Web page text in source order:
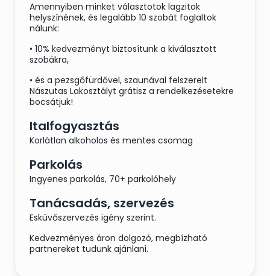
Amennyiben minket választotok lagzitok
helyszínének, és legalább 10 szobát foglaltok
nálunk:
• 10% kedvezményt biztosítunk a kiválasztott
szobákra,
• és a pezsgőfürdővel, szaunával felszerelt
Nászutas Lakosztályt grátisz a rendelkezésetekre
bocsátjuk!
Italfogyasztás
Korlátlan alkoholos és mentes csomag
Parkolás
Ingyenes parkolás, 70+ parkolóhely
Tanácsadás, szervezés
Esküvőszervezés igény szerint.
Kedvezményes áron dolgozó, megbízható
partnereket tudunk ajánlani.